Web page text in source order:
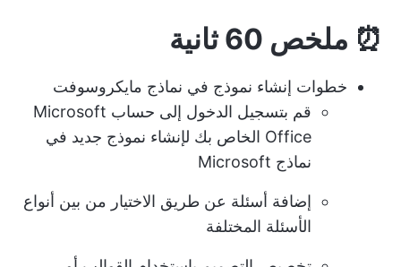
⏰ ملخص 60 ثانية
خطوات إنشاء نموذج في نماذج مايكروسوفت
قم بتسجيل الدخول إلى حساب Microsoft
Office الخاص بك لإنشاء نموذج جديد في
نماذج Microsoft
إضافة أسئلة عن طريق الاختيار من بين أنواع
الأسئلة المختلفة